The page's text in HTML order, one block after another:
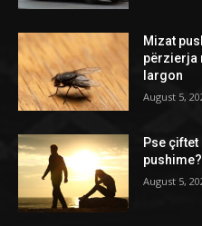
Mizat
përzierja
largon
August 5,
Pse
pushime?
August 5,